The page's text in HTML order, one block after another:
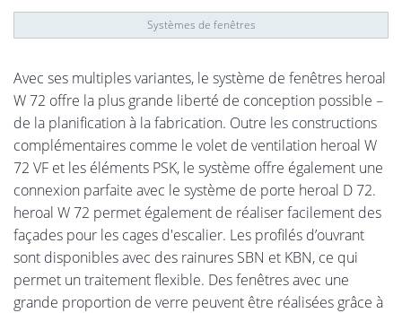
Systèmes de fenêtres
Avec ses multiples variantes, le système de fenêtres heroal
W 72 offre la plus grande liberté de conception possible –
de la planification à la fabrication. Outre les constructions
complémentaires comme le volet de ventilation heroal W
72 VF et les éléments PSK, le système offre également une
connexion parfaite avec le système de porte heroal D 72.
heroal W 72 permet également de réaliser facilement des
façades pour les cages d'escalier. Les profilés d’ouvrant
sont disponibles avec des rainures SBN et KBN, ce qui
permet un traitement flexible. Des fenêtres avec une
grande proportion de verre peuvent être réalisées grâce à